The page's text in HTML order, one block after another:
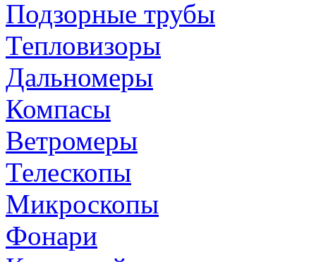
Подзорные трубы
Тепловизоры
Дальномеры
Компасы
Ветромеры
Телескопы
Микроскопы
Фонари